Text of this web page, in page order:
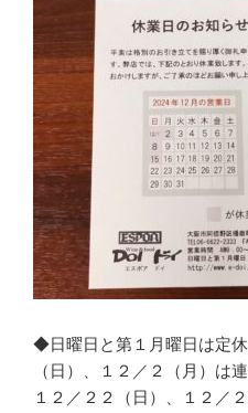
◆日曜日と第１月曜日は定休
（日）、１２／２（月）は
１２／２２（日）、１２／